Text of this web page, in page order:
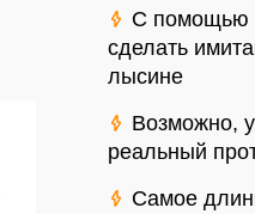
С помощью
сделать
лысине
Возможно,
реальный
Самое